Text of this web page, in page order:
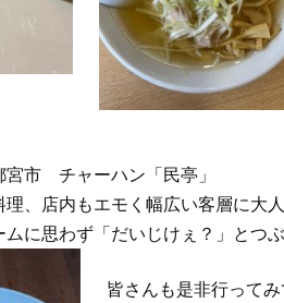
市 チャーハン「民亭」
理、店内もエモく幅広い客層に大
ムに思わず「だいじけぇ？」とつ
皆さんも是非行って